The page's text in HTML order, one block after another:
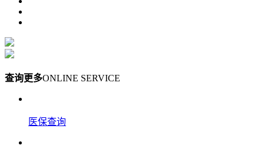
查询更多ONLINE SERVICE
医保查询